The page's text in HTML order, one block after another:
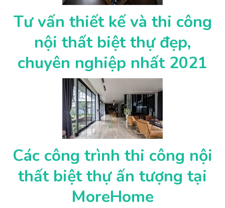
Tư vấn thiết kế và thi công
nội thất biệt thự đẹp,
chuyên nghiệp nhất 2021
Các công trình thi công nội
thất biệt thự ấn tượng tại
MoreHome